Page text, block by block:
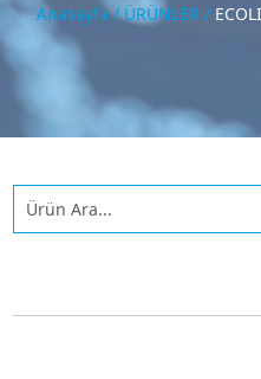
Anasayfa /ÜRÜNLER /